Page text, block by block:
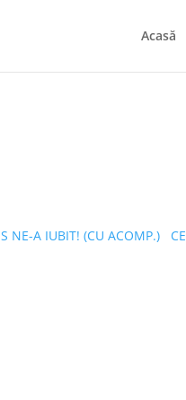
Acasă
NE-A IUBIT! (CU ACOMP.)
CE